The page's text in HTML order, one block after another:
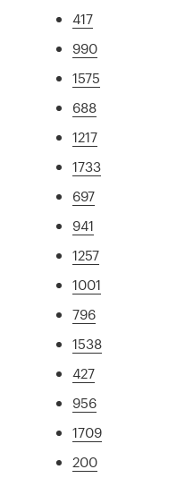
417
990
1575
688
1217
1733
697
941
1257
1001
796
1538
427
956
1709
200